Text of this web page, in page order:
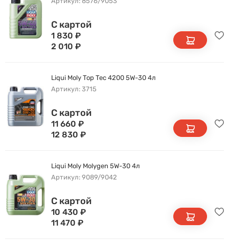
С картой
1 830 ₽
2 010 ₽
Liqui Moly Top Tec 4200 5W-30 4л
Артикул: 3715
С картой
11 660 ₽
12 830 ₽
Liqui Moly Molygen 5W-30 4л
Артикул: 9089/9042
С картой
10 430 ₽
11 470 ₽